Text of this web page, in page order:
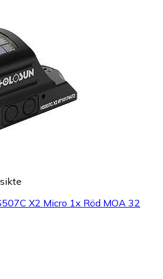
X2 Micro 1x Röd MOA 32